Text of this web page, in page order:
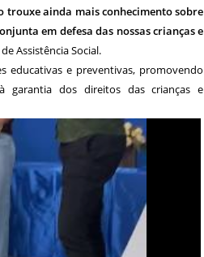
trouxe ainda mais conhecimento sobre
em defesa das nossas crianças e
Assistência Social.
educativas e preventivas, promovendo
garantia dos direitos das crianças e